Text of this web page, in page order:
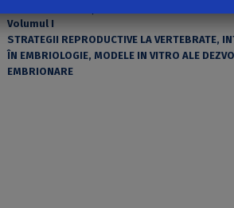
Volumul I
STRATEGII REPRODUCTIVE LA VERTEBRATE,
ÎN EMBRIOLOGIE, MODELE IN VITRO ALE
EMBRIONARE